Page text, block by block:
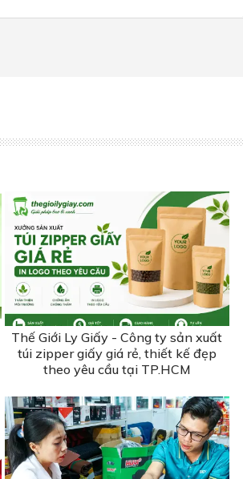
Thế Giới Ly Giấy - Công ty sản xuất
túi zipper giấy giá rẻ, thiết kế đẹp
theo yêu cầu tại TP.HCM